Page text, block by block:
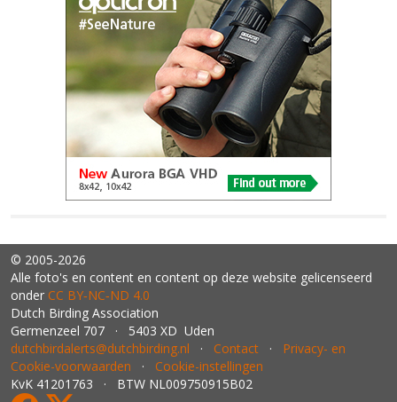
© 2005-2026
Alle foto's en content en content op deze website gelicenseerd
onder CC BY‑NC‑ND 4.0
Dutch Birding Association
Germenzeel 707 · 5403 XD Uden
dutchbirdalerts@dutchbirding.nl · Contact · Privacy- en
Cookie-voorwaarden · Cookie-instellingen
KvK 41201763 · BTW NL009750915B02